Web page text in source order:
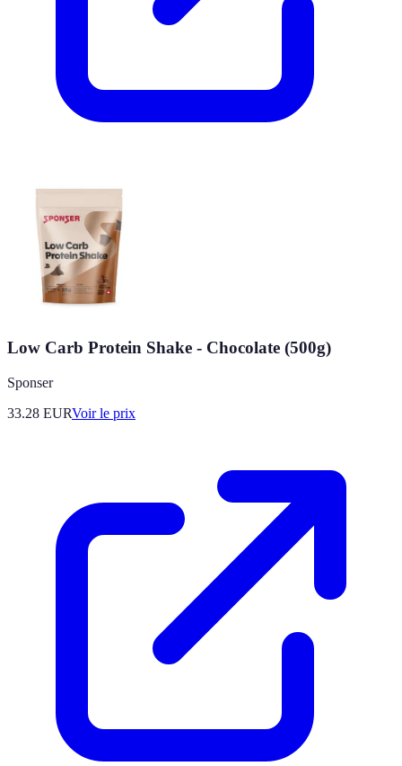
Low Carb Protein Shake - Chocolate (500g)
Sponser
33.28 EURVoir le prix